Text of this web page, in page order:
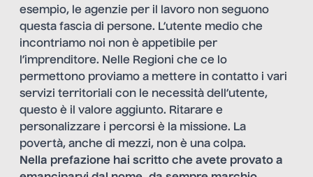
esempio, le agenzie per il lavoro non seguono
questa fascia di persone. L’utente medio che
incontriamo noi non è appetibile per
l’imprenditore. Nelle Regioni che ce lo
permettono proviamo a mettere in contatto i vari
servizi territoriali con le necessità dell’utente,
questo è il valore aggiunto. Ritarare e
personalizzare i percorsi è la missione. La
povertà, anche di mezzi, non è una colpa.
Nella prefazione hai scritto che avete provato a